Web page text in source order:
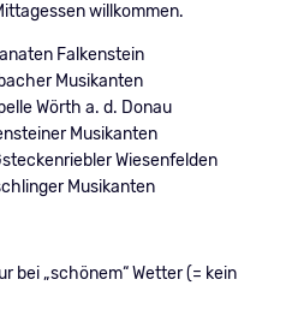
willkommen.
Falkenstein
Musikanten
Wörth a. d. Donau
Musikanten
Wiesenfelden
Musikanten
bei „schönem“ Wetter (= kein